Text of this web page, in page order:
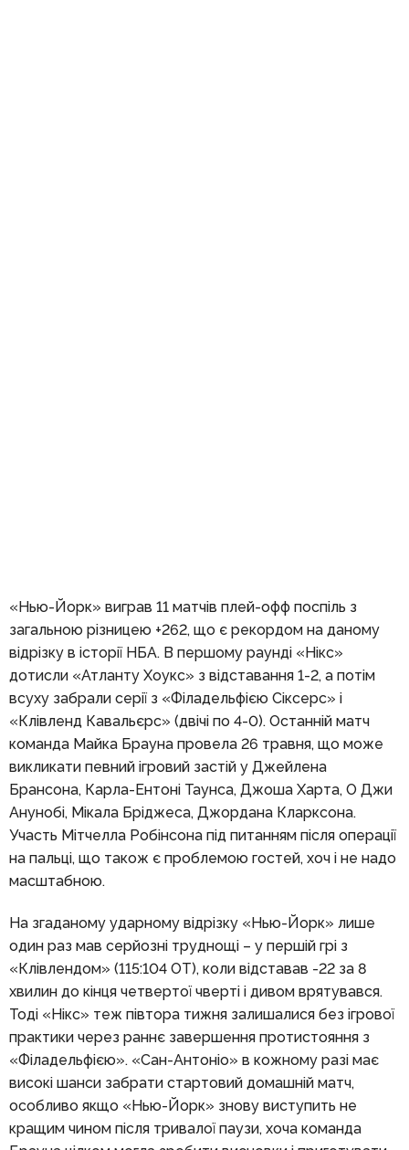
«Нью-Йорк» виграв 11 матчів плей-офф поспіль з
загальною різницею +262, що є рекордом на даному
відрізку в історії НБА. В першому раунді «Нікс»
дотисли «Атланту Хоукс» з відставання 1-2, а потім
всуху забрали серії з «Філадельфією Сіксерс» і
«Клівленд Кавальєрс» (двічі по 4-0). Останній матч
команда Майка Брауна провела 26 травня, що може
викликати певний ігровий застій у Джейлена
Брансона, Карла-Ентоні Таунса, Джоша Харта, О Джи
Анунобі, Мікала Бріджеса, Джордана Кларксона.
Участь Мітчелла Робінсона під питанням після операції
на пальці, що також є проблемою гостей, хоч і не надо
масштабною.
На згаданому ударному відрізку «Нью-Йорк» лише
один раз мав серйозні труднощі – у першій грі з
«Клівлендом» (115:104 ОТ), коли відставав -22 за 8
хвилин до кінця четвертої чверті і дивом врятувався.
Тоді «Нікс» теж півтора тижня залишалися без ігрової
практики через раннє завершення протистояння з
«Філадельфією». «Сан-Антоніо» в кожному разі має
високі шанси забрати стартовий домашній матч,
особливо якщо «Нью-Йорк» знову виступить не
кращим чином після тривалої паузи, хоча команда